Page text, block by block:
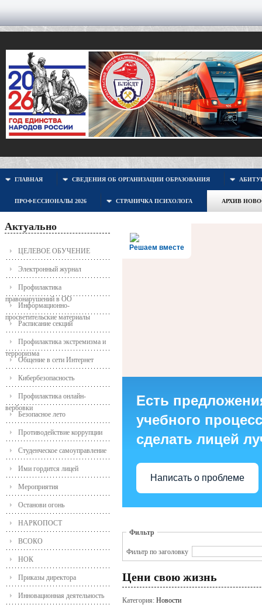
ГЛАВНАЯ СВЕДЕНИЯ ОБ ОРГАНИЗАЦИИ ОБРАЗОВАНИЯ
ПРОФЕССИОНАЛЫ 2026 СТРАНИЧКА ПСИХОЛОГА АРХИВ
Актуально
ЦЕЛЕВОЕ ОБУЧЕНИЕ
Электронный журнал
Профилактика
правонарушений в ОО
Информационно-
просветительские материалы
Расписание секций
Профилактика экстремизма и
терроризма
Общение в сети Интернет
Кибербезопасность
Профилактика онлайн-
вербовки
Безопасное лето
Противодействие коррупции
Студенческое самоуправление
Ими гордится лицей
Мероприятия
Останови огонь
НАРКОПОСТ
ВСОКО
НОК
Приказы директора
Инновационная деятельность
Решаем вместе
Есть
учебного
сделать лицей
Написать о проблеме
Фильтр
Фильтр по заголовку
Цени свою жизнь
Категория: Новости